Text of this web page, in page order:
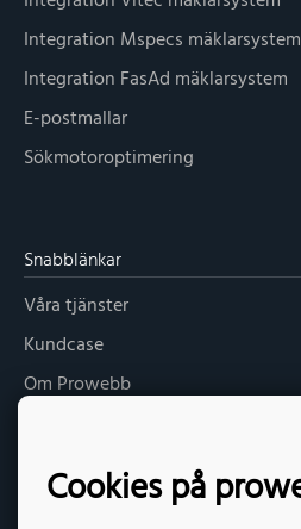
Integration Mspecs mäklarsystem
Integration FasAd mäklarsystem
E-postmallar
Sökmotoroptimering
Snabblänkar
Våra tjänster
Kundcase
Om Prowebb
Offertförfrågan
Cookies på